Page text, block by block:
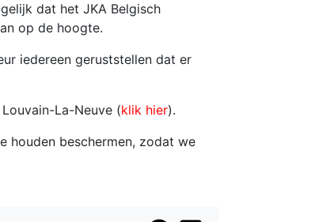
dat het JKA Belgisch
op de hoogte.
iedereen geruststellen dat er
La-Neuve (klik hier).
houden beschermen, zodat we